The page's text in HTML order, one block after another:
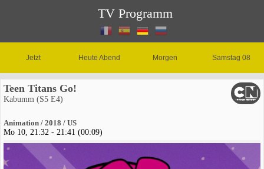
TV Programm
Jetzt Heute Abend Morgen Samstag 08
Teen Titans Go!
Kabumm (S5 E4)
Animation / 2018 / US
Mo 10, 21:32 - 21:41 (00:09)